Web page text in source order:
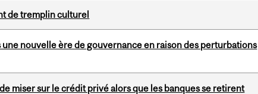
de tremplin culturel
nouvelle ère de gouvernance en raison des perturbations
miser sur le crédit privé alors que les banques se retirent